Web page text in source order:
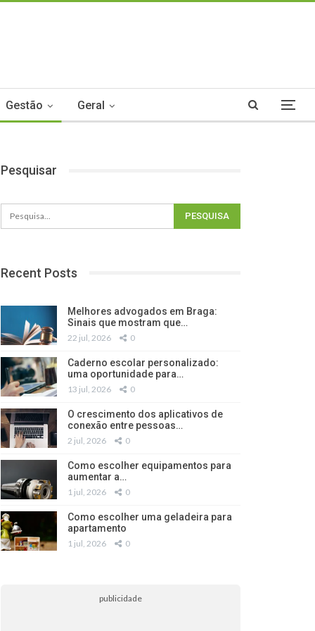
Gestão Geral
Pesquisar
Recent Posts
Melhores advogados em Braga:
Sinais que mostram que…
22 jul, 2026 0
Caderno escolar personalizado:
uma oportunidade para…
13 jul, 2026 0
O crescimento dos aplicativos de
conexão entre pessoas…
2 jul, 2026 0
Como escolher equipamentos para
aumentar a…
1 jul, 2026 0
Como escolher uma geladeira para
apartamento
1 jul, 2026 0
publicidade